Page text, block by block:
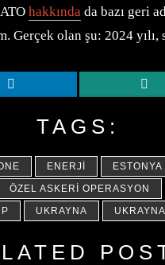
hakkında da bazı geri
olan şu: 2024
TAGS:
ENERJI ESTONYA
ÖZEL ASKERI OPERASYON
UKRAYNA